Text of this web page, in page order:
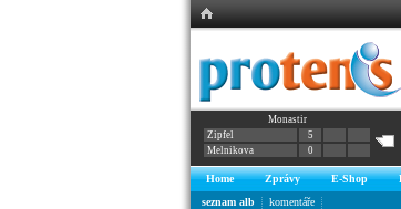
Monastir
Zipfel
5
Melnikova
0
Home Zprávy E-Shop
seznam alb
komentáře